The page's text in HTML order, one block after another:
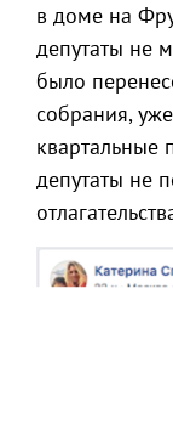
в доме на
депутаты не
было
собрания,
квартальные
депутаты не